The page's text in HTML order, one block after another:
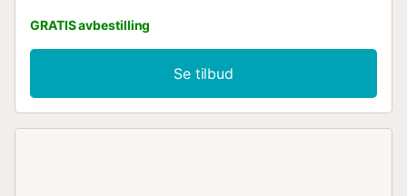
en TV. Barneseng og barnestol er tilgjengelig mot en
ekstra avgift. Høydepunktet ved denne boligen er
utendørsområdet med en åpen terrasse og grill. Vær
oppmerksom på at pergolaen og utekjøkkenet tilhører
hovedhuset og er reservert for eierne. Et felles uteområde,
GRATIS avbestilling
Se tilbud